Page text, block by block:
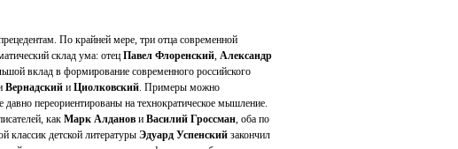
По крайней мере, три отца современной
склад ума: отец Павел Флоренский, Александр
вклад в формирование современного российского
Вернадский и Циолковский. Примеры можно
переориентированы на технократическое мышление.
как Марк Алданов и Василий Гроссман, оба по
детской литературы Эдуард Успенский закончил